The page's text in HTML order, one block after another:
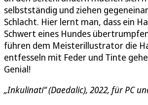
selbstständig und ziehen
Schlacht. Hier lernt man, dass ein
Schwert eines Hundes
führen dem Meisterillustrator die
entfesseln mit Feder und Tinte
Genial!
„Inkulinati“ (Daedalic), 2022, für PC